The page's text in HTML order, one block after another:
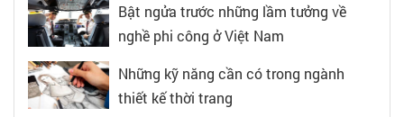
Bật ngửa trước những lầm tưởng về
nghề phi công ở Việt Nam
Những kỹ năng cần có trong ngành
thiết kế thời trang